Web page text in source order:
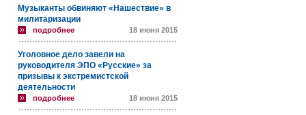
Музыканты обвиняют «Нашествие» в
милитаризации
подробнее 18 июня 2015
Уголовное дело завели на
руководителя ЭПО «Русские» за
призывы к экстремистской
деятельности
подробнее 18 июня 2015